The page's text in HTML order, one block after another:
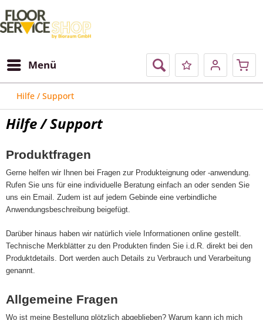
Menü
Hilfe / Support
Hilfe / Support
Produktfragen
Gerne helfen wir Ihnen bei Fragen zur Produkteignung oder -anwendung.
Rufen Sie uns für eine individuelle Beratung einfach an oder senden Sie
uns ein Email. Zudem ist auf jedem Gebinde eine verbindliche
Anwendungsbeschreibung beigefügt.
Darüber hinaus haben wir natürlich viele Informationen online gestellt.
Technische Merkblätter zu den Produkten finden Sie i.d.R. direkt bei den
Produktdetails. Dort werden auch Details zu Verbrauch und Verarbeitung
genannt.
Allgemeine Fragen
Wo ist meine Bestellung plötzlich abgeblieben? Warum kann ich mich